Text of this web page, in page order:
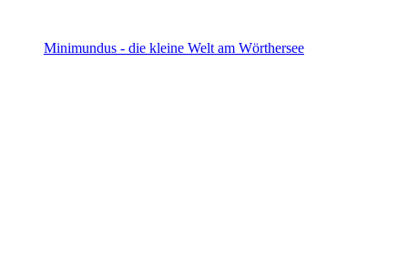
Minimundus - die kleine Welt am Wörthersee